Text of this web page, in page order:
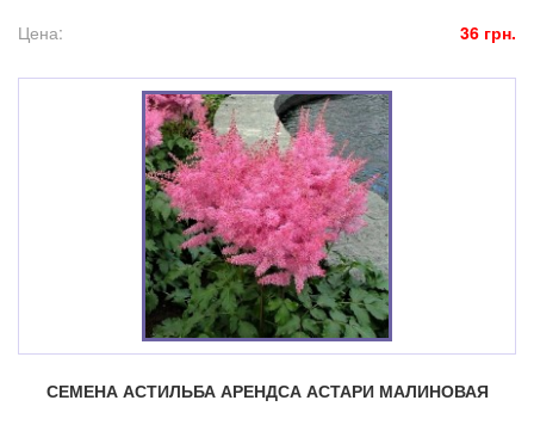
Цена:
36 грн.
СЕМЕНА АСТИЛЬБА АРЕНДСА АСТАРИ МАЛИНОВАЯ